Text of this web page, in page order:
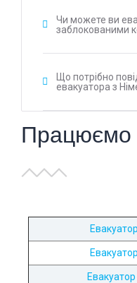
Чи можете ви
заблокованими
Що потрібно
евакуатора з
Працюємо
Евакуатор